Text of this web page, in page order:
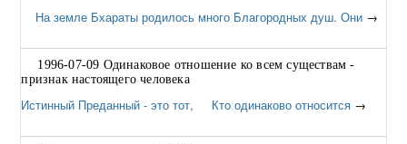
На земле Бхараты родилось много Благородных душ. Они →
1996-07-09 Одинаковое отношение ко всем существам -
признак настоящего человека
Истинный Преданный - это тот, Кто одинаково относится →